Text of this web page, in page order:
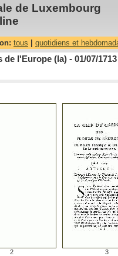
de Luxembourg
tous quotidiens et
l'Europe (la) - 01/07/1713
2 3